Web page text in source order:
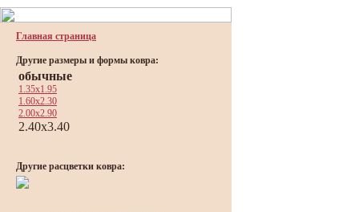
Главная страница
Другие размеры и формы ковра:
обычные
1.35x1.95
1.60x2.30
2.00x2.90
2.40x3.40
Другие расцветки ковра: